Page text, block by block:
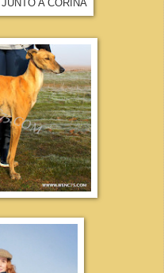
A CORINA